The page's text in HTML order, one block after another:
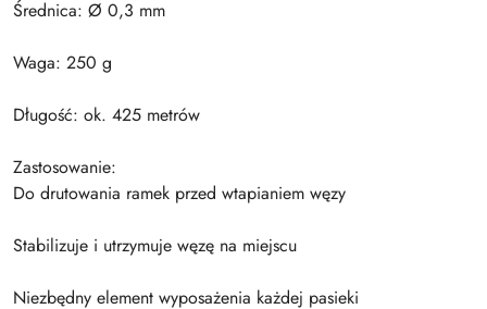
Średnica: Ø 0,3 mm
Waga: 250 g
Długość: ok. 425 metrów
Zastosowanie:
Do drutowania ramek przed wtapianiem węzy
Stabilizuje i utrzymuje węzę na miejscu
Niezbędny element wyposażenia każdej pasieki